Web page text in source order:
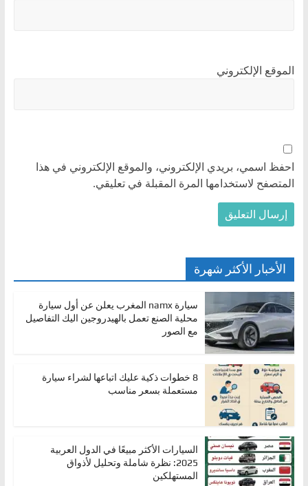
الموقع الإلكتروني
احفظ اسمي، بريدي الإلكتروني، والموقع الإلكتروني في هذا
المتصفح لاستخدامها المرة المقبلة في تعليقي.
الأخبار الأكثر شهرة
سيارة namx المغرب يعلن عن أول سيارة
محلية الصنع تعمل بالهيدروجين اليك التفاصيل
مع الصور
8 خطوات ذكية عليك اتباعها لشراء سيارة
مستعملة بسعر مناسب
السيارات الأكثر مبيعًا في الدول العربية
2025: نظرة شاملة وتحليل لأذواق
المستهلكين